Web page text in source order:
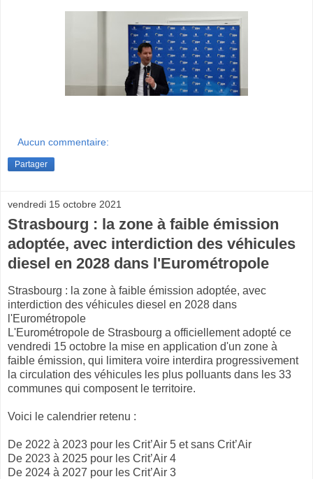
Aucun commentaire:
Partager
vendredi 15 octobre 2021
Strasbourg : la zone à faible émission
adoptée, avec interdiction des véhicules
diesel en 2028 dans l'Eurométropole
Strasbourg : la zone à faible émission adoptée, avec
interdiction des véhicules diesel en 2028 dans
l'Eurométropole
L'Eurométropole de Strasbourg a officiellement adopté ce
vendredi 15 octobre la mise en application d'un zone à
faible émission, qui limitera voire interdira progressivement
la circulation des véhicules les plus polluants dans les 33
communes qui composent le territoire.
Voici le calendrier retenu :
De 2022 à 2023 pour les Crit’Air 5 et sans Crit’Air
De 2023 à 2025 pour les Crit’Air 4
De 2024 à 2027 pour les Crit’Air 3